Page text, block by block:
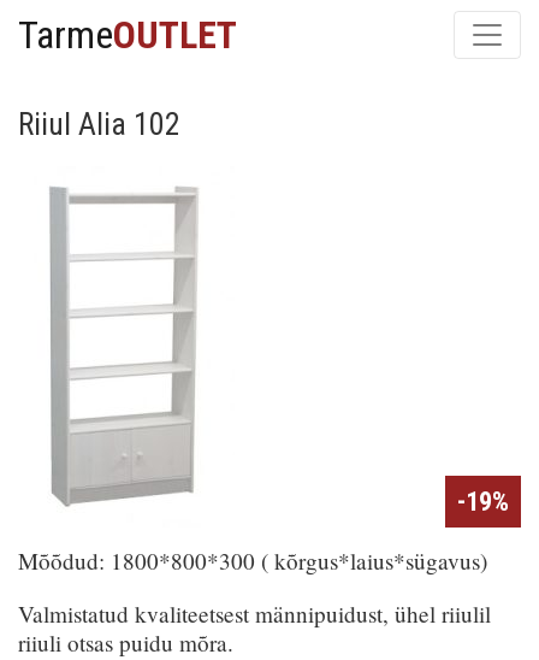
TarmeOUTLET
Riiul Alia 102
-19%
Mõõdud: 1800*800*300 ( kõrgus*laius*sügavus)
Valmistatud kvaliteetsest männipuidust, ühel riiulil
riiuli otsas puidu mõra.